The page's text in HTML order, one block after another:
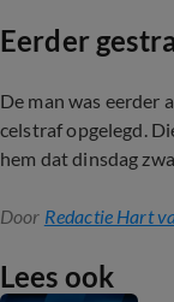
Eerder
De man was eerder
celstraf opgelegd.
hem dat dinsdag
Door Redactie Hart
Lees ook